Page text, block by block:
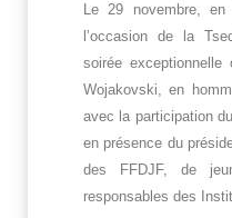
Le 29 novembre,
l’occasion de la
soirée exceptionnelle
Wojakovski, en
avec la participation
en présence du
des FFDJF, de
responsables des